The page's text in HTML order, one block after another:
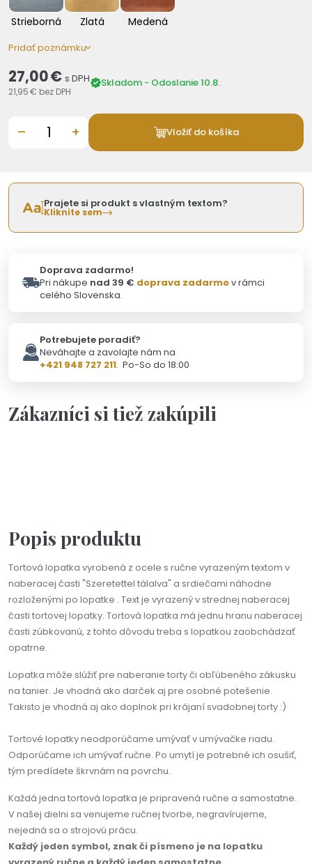
Strieborná Zlatá Medená
Pridať poznámku
27,00 € s DPH
21,95 € bez DPH
Skladom - Odoslanie 10.8.
– + Vložiť do košíka
Prajete si produkt s vlastným textom?
Kliknite sem
Doprava zadarmo!
Pri nákupe nad 39 € doprava zadarmov rámci
celého Slovenska.
Potrebujete poradiť?
Neváhajte a zavolajte nám na
+421 948 727 211. Po-So do 18:00
Zákazníci si tiež zakúpili
Popis produktu
Tortová lopatka vyrobená z ocele s ručne vyrazeným textom v
naberacej časti "Szeretettel tálalva" a srdiečami náhodne
rozloženými po lopatke . Text je vyrazený v strednej naberacej
časti tortovej lopatky. Tortová lopatka má jednu hranu naberacej
časti zúbkovanú, z tohto dôvodu treba s lopatkou zaobchádzať
opatrne.
Lopatka môže slúžiť pre naberanie torty či obľúbeného zákusku
na tanier. Je vhodná ako darček aj pre osobné potešenie.
Takisto je vhodná aj ako doplnok pri krájaní svadobnej torty :)
Tortové lopatky neodporúčame umývať v umývačke riadu.
Odporúčame ich umývať ručne. Po umytí je potrebné ich osušiť,
tým predídete škrvnám na povrchu.
Každá jedna tortová lopatka je pripravená ručne a samostatne.
V našej dielni sa venujeme ručnej tvorbe, negravírujeme,
nejedná sa o strojovú prácu.
Každý jeden symbol, znak či písmeno je na lopatku